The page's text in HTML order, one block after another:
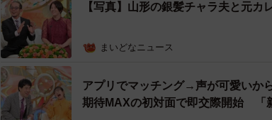
当時の夫は銀髪。「ほだな奴、山形さいんの？」と
てみると、チャラそうな夫がなんと手作り弁当を持
【写真】山形の銀髪チャラ夫と元カ
まいどなニュース
アプリでマッチング→声が可愛いか
期待MAXの初対面で即交際開始 「